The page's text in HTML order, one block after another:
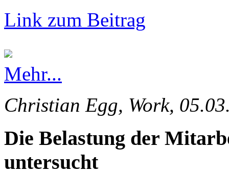
Link zum Beitrag
Mehr...
Christian Egg, Work,
Die Belastung der
untersucht